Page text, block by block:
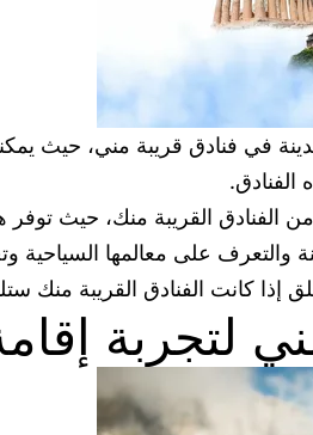
في فنادق قريبة مني، حيث
الفنادق.
من الفنادق القريبة منك، حيث
والتعرف على معالمها السياحية
إذا كانت الفنادق القريبة منك
لتجربة